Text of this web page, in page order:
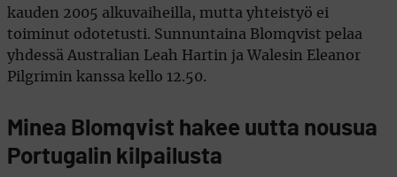
kauden 2005 alkuvaiheilla, mutta yhteistyö ei
toiminut odotetusti. Sunnuntaina Blomqvist pelaa
yhdessä Australian Leah Hartin ja Walesin Eleanor
Pilgrimin kanssa kello 12.50.
Minea Blomqvist hakee uutta nousua
Portugalin kilpailusta